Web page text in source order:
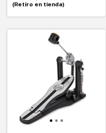
(Retiro en tienda)